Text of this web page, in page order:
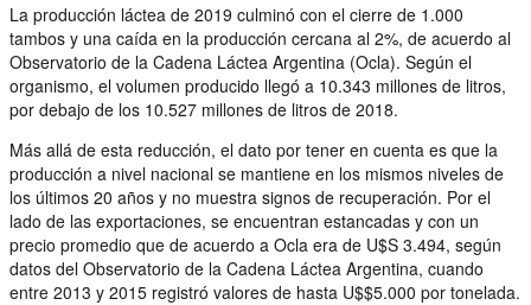
La producción láctea de 2019 culminó con el cierre de 1.000
tambos y una caída en la producción cercana al 2%, de acuerdo al
Observatorio de la Cadena Láctea Argentina (Ocla). Según el
organismo, el volumen producido llegó a 10.343 millones de litros,
por debajo de los 10.527 millones de litros de 2018.
Más allá de esta reducción, el dato por tener en cuenta es que la
producción a nivel nacional se mantiene en los mismos niveles de
los últimos 20 años y no muestra signos de recuperación. Por el
lado de las exportaciones, se encuentran estancadas y con un
precio promedio que de acuerdo a Ocla era de U$S 3.494, según
datos del Observatorio de la Cadena Láctea Argentina, cuando
entre 2013 y 2015 registró valores de hasta U$$5.000 por tonelada.